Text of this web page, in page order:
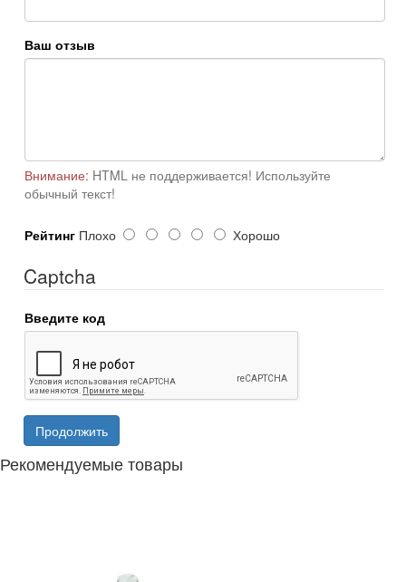
Ваш отзыв
Внимание: HTML не поддерживается! Используйте
обычный текст!
Рейтинг Плохо Хорошо
Captcha
Введите код
Продолжить
Рекомендуемые товары